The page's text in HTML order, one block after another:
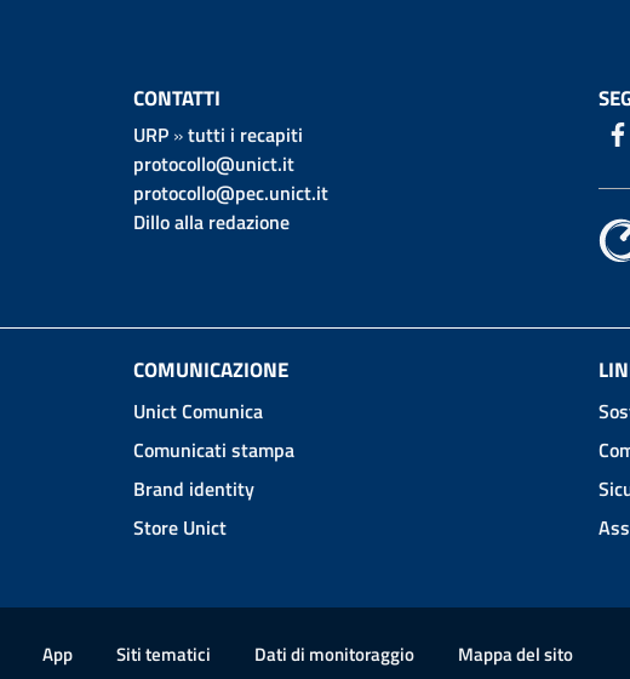
CONTATTI
URP»tutti i recapiti
protocollo@unict.it
protocollo@pec.unict.it
Dillo alla redazione
COMUNICAZIONE
Unict Comunica
Comunicati stampa
Brand identity
Store Unict
App Siti tematici Dati di monitoraggio Mappadel sito